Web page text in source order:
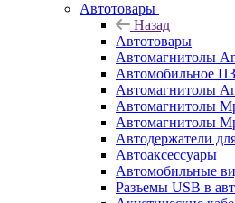
Автотовары
Назад
Автотовары
Автомагнитолы
Автомобильное
Автомагнитолы
Автомагнитолы
Автомагнитолы
Автодержатели
Автоаксессуары
Автомобильные
Разъемы USB в